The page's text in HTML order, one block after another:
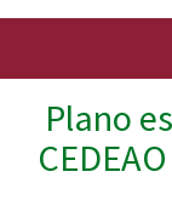
Plano